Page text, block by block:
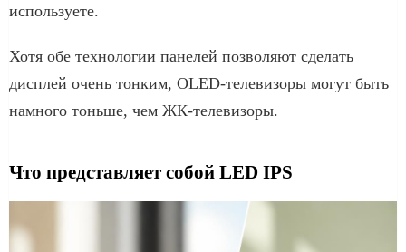
используете.
Хотя обе технологии панелей позволяют сделать
дисплей очень тонким, OLED-телевизоры могут быть
намного тоньше, чем ЖК-телевизоры.
Что представляет собой LED IPS